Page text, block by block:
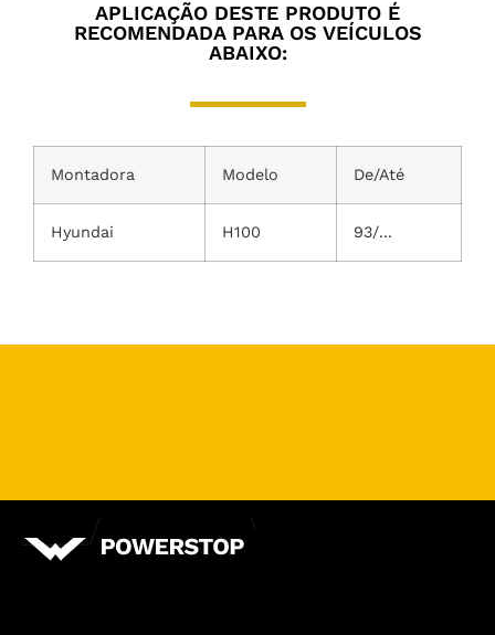
APLICAÇÃO DESTE PRODUTO É
RECOMENDADA PARA OS VEÍCULOS
ABAIXO:
Montadora Modelo De/Até
Hyundai H100 93/...